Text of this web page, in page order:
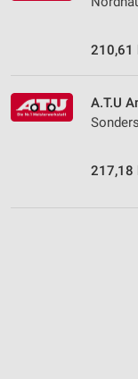
210,61
A.T.U
217,18